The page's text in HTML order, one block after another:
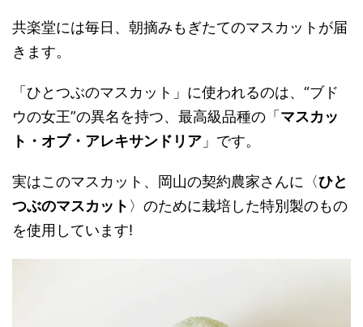
共楽堂には毎日、朝摘みもぎたてのマスカットが届
きます。
「ひとつぶのマスカット」に使われるのは、“ブド
ウの女王”の異名を持つ、最高級品種の「マスカッ
ト・オブ・アレキサンドリア 」です。
実はこのマスカット、岡山の契約農家さんに〈ひと
つぶのマスカット 〉のために栽培した特別製のもの
を使用しています!